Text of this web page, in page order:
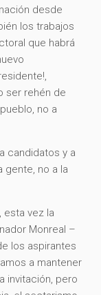
desde
los trabajos
que habrá
ser rehén de
no a
candidatos y a
gente, no a la
esta vez la
Monreal –
los aspirantes
a mantener
invitación, pero